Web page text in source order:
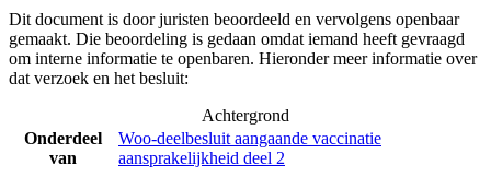
Dit document is door juristen beoordeeld en vervolgens openbaar
gemaakt. Die beoordeling is gedaan omdat iemand heeft gevraagd
om interne informatie te openbaren. Hieronder meer informatie over
dat verzoek en het besluit:
Achtergrond
Onderdeel
van
Woo-deelbesluit aangaande vaccinatie
aansprakelijkheid deel 2